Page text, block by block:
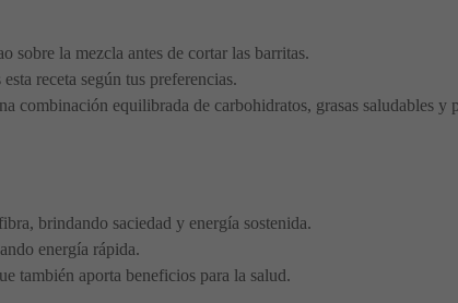
sobre la mezcla antes de cortar las barritas.
receta según tus preferencias.
combinación equilibrada de carbohidratos, grasas saludables y
brindando saciedad y energía sostenida.
energía rápida.
también aporta beneficios para la salud.